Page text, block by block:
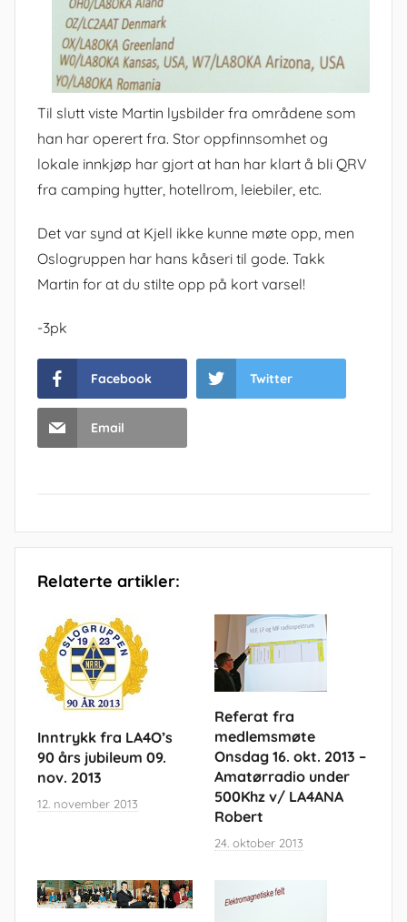
Til slutt viste Martin lysbilder fra områdene som
han har operert fra. Stor oppfinnsomhet og
lokale innkjøp har gjort at han har klart å bli QRV
fra camping hytter, hotellrom, leiebiler, etc.
Det var synd at Kjell ikke kunne møte opp, men
Oslogruppen har hans kåseri til gode. Takk
Martin for at du stilte opp på kort varsel!
-3pk
Facebook Twitter
Email
Relaterte artikler:
Inntrykk fra LA4O’s
90 års jubileum 09.
nov. 2013
12. november 2013
Referat fra
medlemsmøte
Onsdag 16. okt. 2013 –
Amatørradio under
500Khz v/ LA4ANA
Robert
24. oktober 2013